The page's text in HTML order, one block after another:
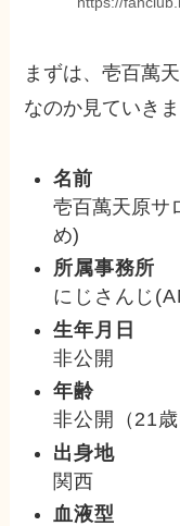
まずは、壱百萬
なのか見ていきま
名前
壱百萬天原
め)
所属事務所
にじさんじ
生年月日
非公開
年齢
非公開（21歳
出身地
関西
血液型